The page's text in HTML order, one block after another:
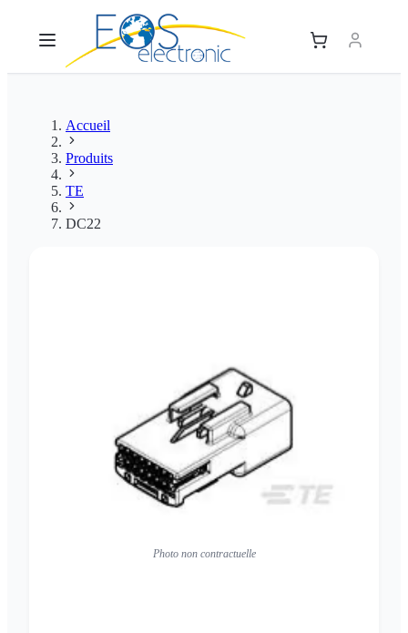
Accueil
Produits
TE
DC22
Photo non contractuelle